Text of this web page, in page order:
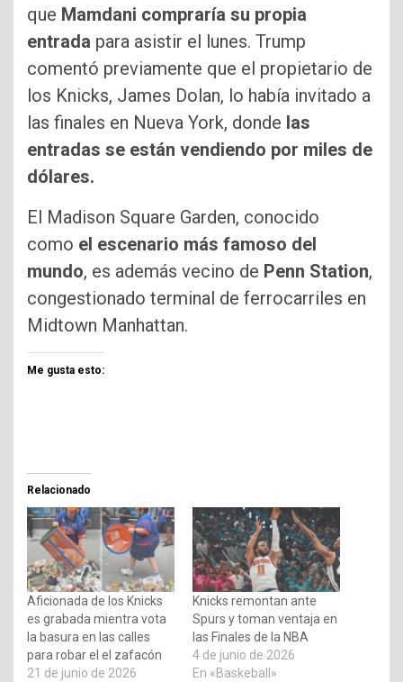
que Mamdani compraría su propia
entrada para asistir el lunes. Trump
comentó previamente que el propietario de
los Knicks, James Dolan, lo había invitado a
las finales en Nueva York, donde las
entradas se están vendiendo por miles de
dólares.
El Madison Square Garden, conocido
como el escenario más famoso del
mundo, es además vecino de Penn Station,
congestionado terminal de ferrocarriles en
Midtown Manhattan.
Me gusta esto:
Relacionado
Aficionada de los Knicks
es grabada mientra vota
la basura en las calles
para robar el el zafacón
21 de junio de 2026
Knicks remontan ante
Spurs y toman ventaja en
las Finales de la NBA
4 de junio de 2026
En «Baskeball»